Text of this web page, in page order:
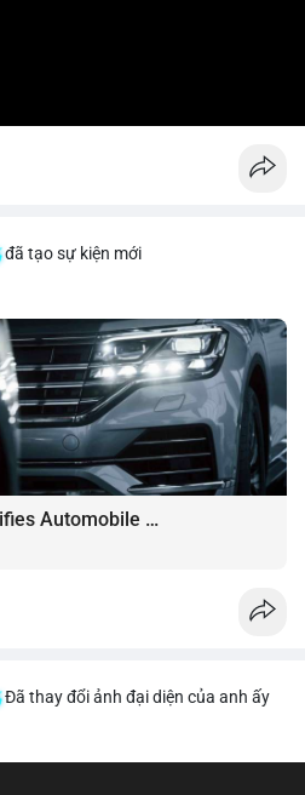
đã tạo sự kiện mới
How an Auto Hub Simplifies Automobile Buying Services
Đã thay đổi ảnh đại diện của anh ấy